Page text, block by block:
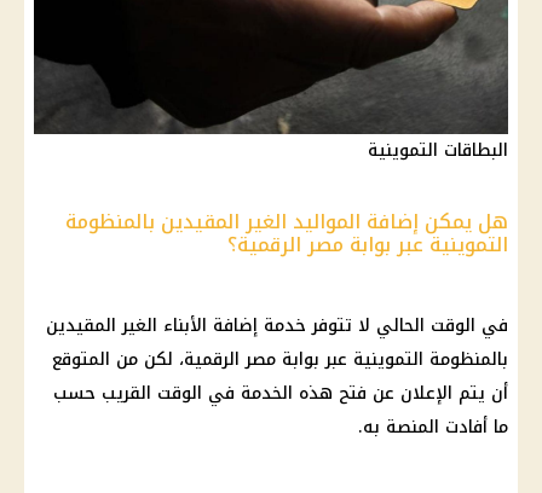
البطاقات التموينية
هل يمكن إضافة المواليد الغير المقيدين بالمنظومة
التموينية عبر بوابة مصر الرقمية؟
في الوقت الحالي لا تتوفر خدمة إضافة الأبناء الغير المقيدين
بالمنظومة التموينية عبر بوابة مصر الرقمية، لكن من المتوقع
أن يتم الإعلان عن فتح هذه الخدمة في الوقت القريب حسب
ما أفادت المنصة به.